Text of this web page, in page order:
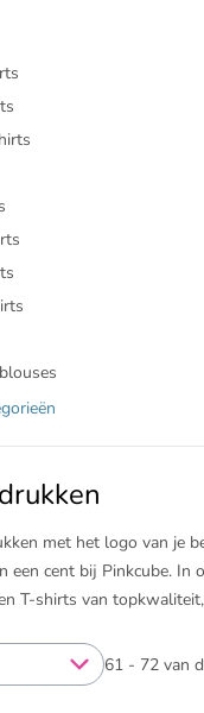
met het logo van je
een cent bij Pinkcube. In
T-shirts van
T-shirts
61 - 72 van